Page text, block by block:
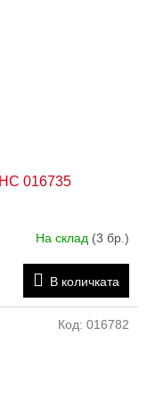
016735
На склад (3 бр.)
В количката
Код: 016782